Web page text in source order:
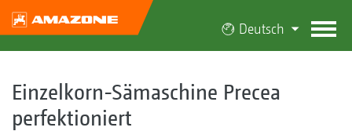
Deutsch
Einzelkorn-Sämaschine Precea
perfektioniert